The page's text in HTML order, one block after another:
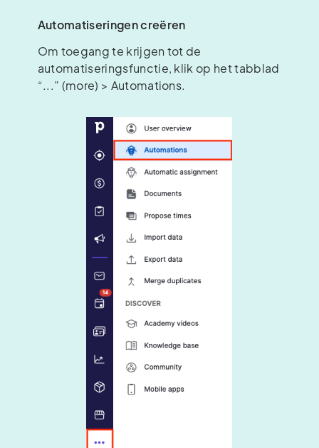
Automatiseringen creëren
Om toegang te krijgen tot de
automatiseringsfunctie, klik op het tabblad
“...” (more) > Automations.